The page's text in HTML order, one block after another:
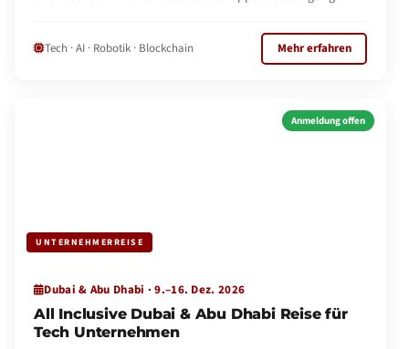
Tech · AI · Robotik · Blockchain Mehr erfahren
UNTERNEHMERREISE
Anmeldung offen
Dubai & Abu Dhabi · 9.–16. Dez. 2026
All Inclusive Dubai & Abu Dhabi Reise für
Tech Unternehmen